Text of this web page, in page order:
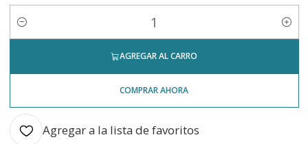
Cantidad
AGREGAR AL CARRO
COMPRAR AHORA
Agregar a la lista de favoritos